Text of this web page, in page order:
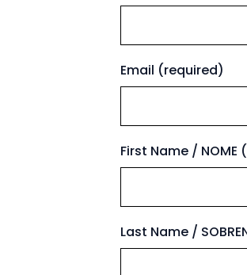
Email (required)
First Name / NOME
Last Name /